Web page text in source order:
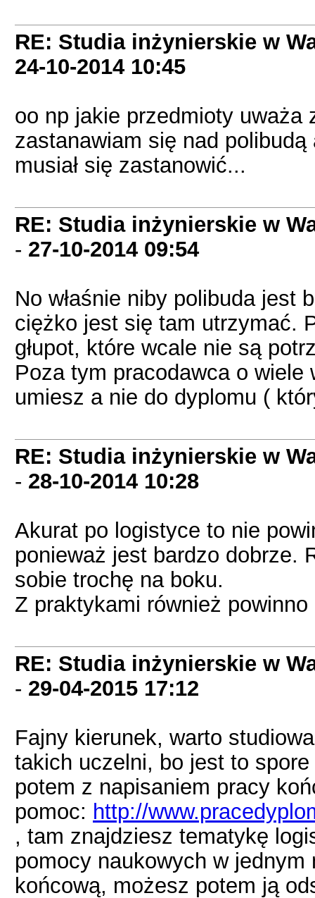
RE: Studia inżynierskie w
24-10-2014 10:45
oo np jakie przedmioty uważa
zastanawiam się nad
musiał się zastanowić...
RE: Studia inżynierskie w
- 27-10-2014 09:54
No właśnie niby polibuda jest
ciężko jest się tam utrzymać.
głupot, które wcale nie są
Poza tym pracodawca o wiele
umiesz a nie do dyplomu (
RE: Studia inżynierskie w
- 28-10-2014 10:28
Akurat po logistyce to nie
ponieważ jest bardzo dobrze.
sobie trochę na boku.
Z praktykami również
RE: Studia inżynierskie w
- 29-04-2015 17:12
Fajny kierunek, warto
takich uczelni, bo jest to
potem z napisaniem pracy
pomoc: http://
, tam znajdziesz tematykę
pomocy naukowych w
końcową, możesz potem ją